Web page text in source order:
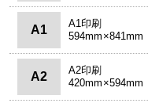
A1
A1印刷
594mm×841mm
A2
A2印刷
420mm×594mm